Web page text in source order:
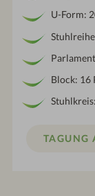
U-Form:
Block: 16
TAGUNG